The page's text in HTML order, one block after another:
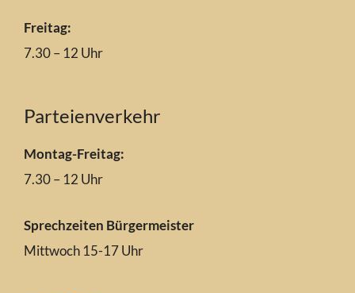
Freitag:
7.30 – 12 Uhr
Parteienverkehr
Montag-Freitag:
7.30 – 12 Uhr
Sprechzeiten Bürgermeister
Mittwoch 15-17 Uhr